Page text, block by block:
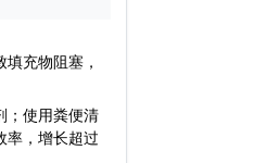
充物阻塞，
；使用粪便清
率，增长超过